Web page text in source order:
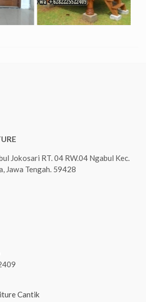
Jokosari RT. 04 RW.04 Ngabul Kec.
Jawa Tengah. 59428
Cantik